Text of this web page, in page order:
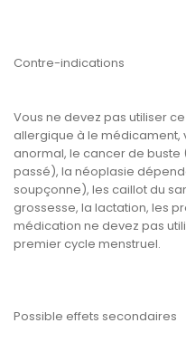
Contre-indications
Vous ne devez pas utiliser
allergique à le médicament,
anormal, le cancer de buste
passé), la néoplasie
soupçonne), les caillot du
grossesse, la lactation, les
médication ne devez pas
premier cycle menstruel.
Possible effets secondaires